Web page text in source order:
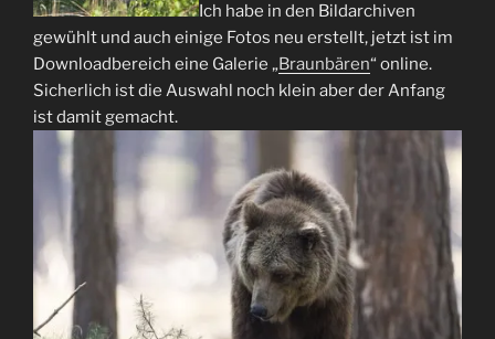
Ich habe in den Bildarchiven
gewühlt und auch einige Fotos neu erstellt, jetzt ist im
Downloadbereich eine Galerie „Braunbären“ online.
Sicherlich ist die Auswahl noch klein aber der Anfang
ist damit gemacht.